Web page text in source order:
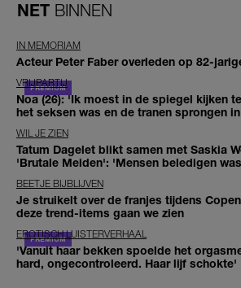
NET BINNEN
IN MEMORIAM
Acteur Peter Faber overleden op 82-
VRIJPARTIJ
Noa (26): 'Ik moest in de spiegel kijken
het seksen was en de tranen sprongen
WIL JE ZIEN
Tatum Dagelet blikt samen met Saskia
'Brutale Meiden': 'Mensen beledigen
BEETJE BIJBLIJVEN
Je struikelt over de franjes tijdens
deze trend-items gaan we zien
EROTISCH LUISTERVERHAAL
'Vanuit haar bekken spoelde het
hard, ongecontroleerd. Haar lijf schokte'